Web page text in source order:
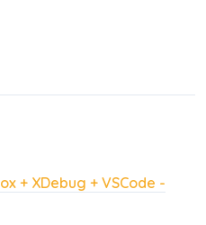
+ XDebug + VSCode -